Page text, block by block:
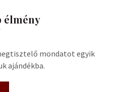
élmény
mondatot egyik
ajándékba.